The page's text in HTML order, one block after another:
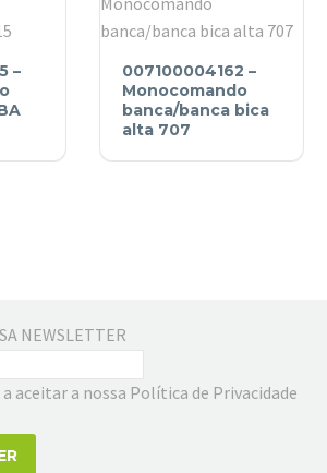
–
Monocomando
banca/banca
bica
007100004162 –
Monocomando
banca/banca bica
alta 707
NEWSLETTER
aceitar a nossa Política de Privacidade